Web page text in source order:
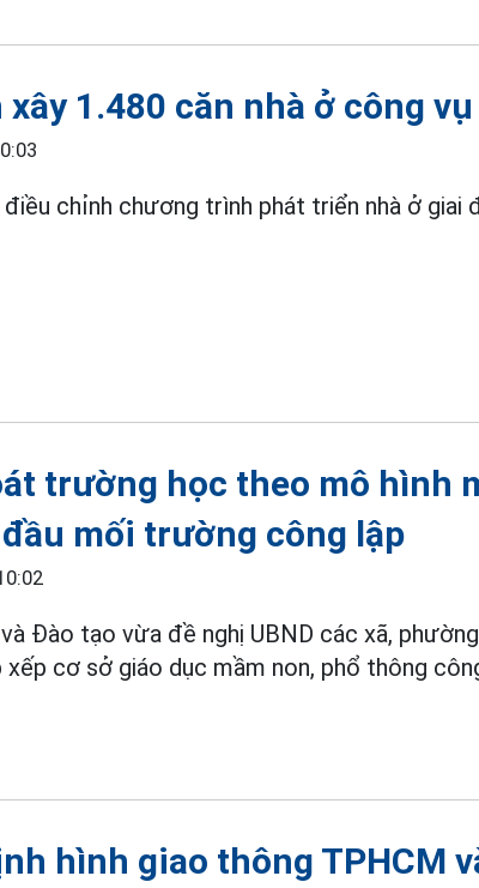
1.480 căn nhà ở công
chỉnh chương trình phát triển nhà ở giai
trường học theo mô hình
mối trường công lập
Đào tạo vừa đề nghị UBND các xã,
cơ sở giáo dục mầm non, phổ thông
hình giao thông TPHCM